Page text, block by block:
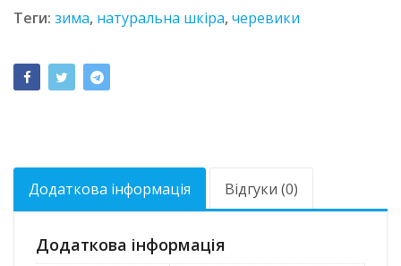
Теги: зима, натуральна шкіра,черевики
Додаткова інформація Відгуки (0)
Додаткова інформація